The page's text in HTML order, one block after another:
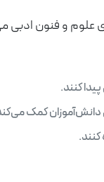
و فنون ادبی
کنند.
دانش‌آموزان کمک